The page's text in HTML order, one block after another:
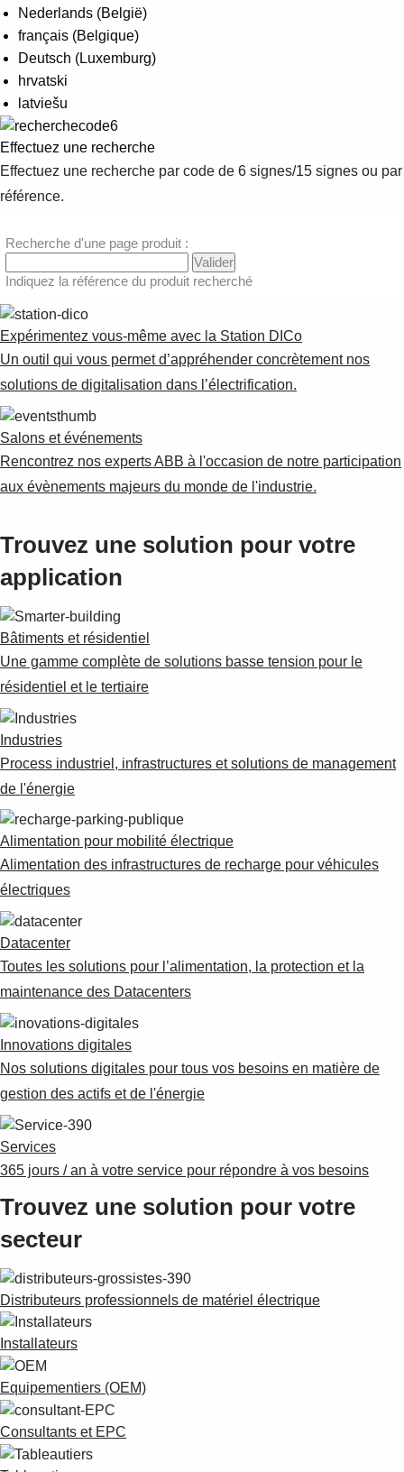
Nederlands (België)
français (Belgique)
Deutsch (Luxemburg)
hrvatski
latviešu
Effectuez une recherche
Effectuez une recherche par code de 6 signes/15 signes ou par
référence.
Expérimentez vous-même avec la Station DICo
Un outil qui vous permet d’appréhender concrètement nos
solutions de digitalisation dans l’électrification.
Salons et événements
Rencontrez nos experts ABB à l'occasion de notre participation
aux évènements majeurs du monde de l'industrie.
Trouvez une solution pour votre
application
Bâtiments et résidentiel
Une gamme complète de solutions basse tension pour le
résidentiel et le tertiaire
Industries
Process industriel, infrastructures et solutions de management
de l'énergie
Alimentation pour mobilité électrique
Alimentation des infrastructures de recharge pour véhicules
électriques
Datacenter
Toutes les solutions pour l’alimentation, la protection et la
maintenance des Datacenters
Innovations digitales
Nos solutions digitales pour tous vos besoins en matière de
gestion des actifs et de l'énergie
Services
365 jours / an à votre service pour répondre à vos besoins
Trouvez une solution pour votre
secteur
Distributeurs professionnels de matériel électrique
Installateurs
Equipementiers (OEM)
Consultants et EPC